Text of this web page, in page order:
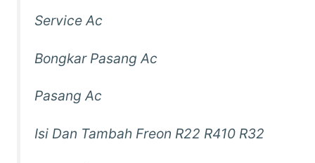
Service Ac
Bongkar Pasang Ac
Pasang Ac
Isi Dan Tambah Freon R22 R410 R32